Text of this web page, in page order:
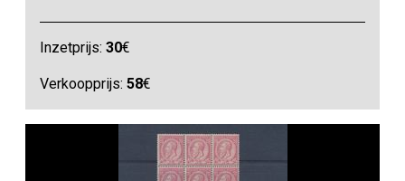
Inzetprijs:30€
Verkoopprijs:58€